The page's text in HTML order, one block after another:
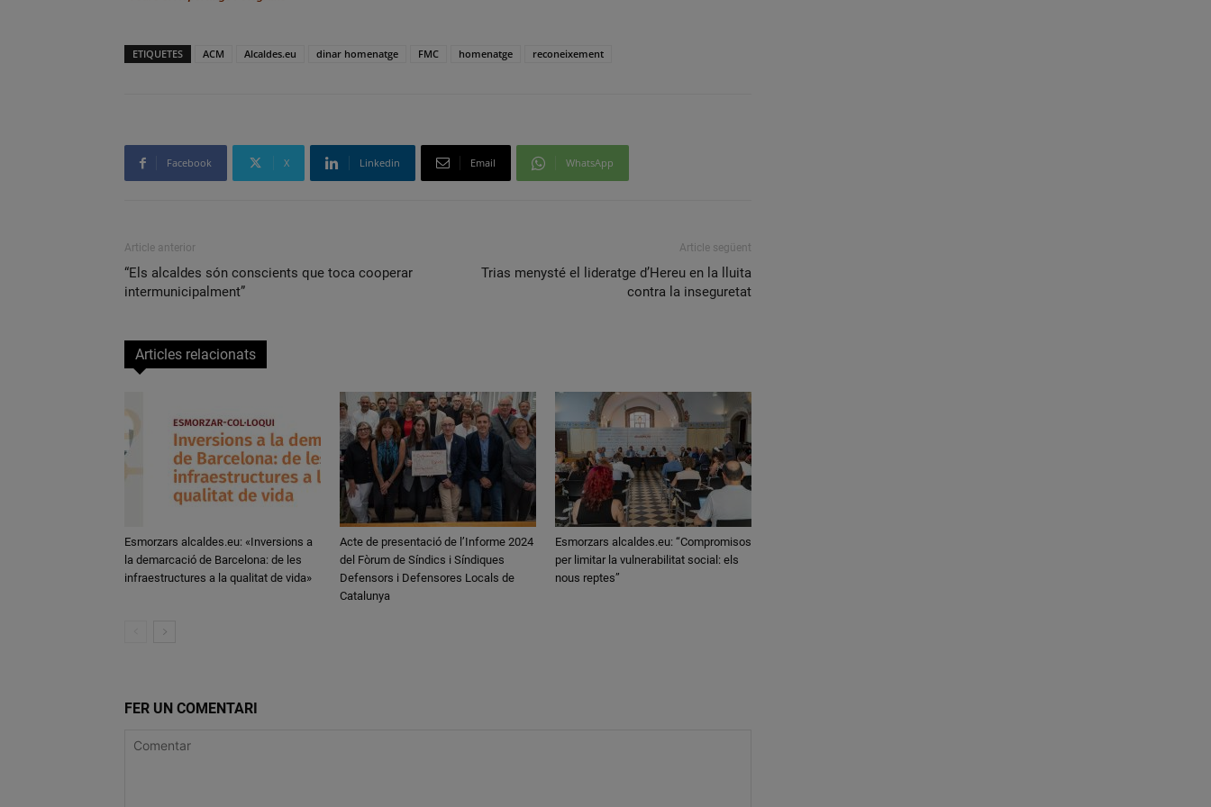
ETIQUETES ACM Alcaldes.eu dinar homenatge FMC homenatge reconeixement
Facebook X Linkedin Email WhatsApp
Article anterior
“Els alcaldes són conscients que toca cooperar
intermunicipalment”
Article següent
Trias menysté el lideratge d’Hereu en la lluita
contra la inseguretat
Articles relacionats
Esmorzars alcaldes.eu: «Inversions a
la demarcació de Barcelona: de les
infraestructures a la qualitat de vida»
Acte de presentació de l’Informe 2024
del Fòrum de Síndics i Síndiques
Defensors i Defensores Locals de
Catalunya
Esmorzars alcaldes.eu: “Compromisos
per limitar la vulnerabilitat social: els
nous reptes”
FER UN COMENTARI